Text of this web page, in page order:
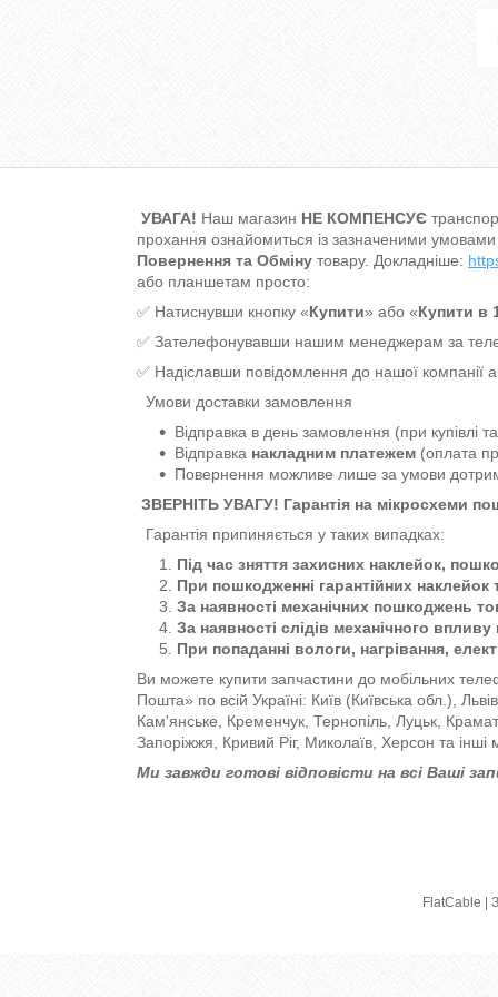
УВАГА! Наш магазин НЕ КОМПЕНСУЄ
прохання ознайомиться із зазначеними
Повернення та Обміну товару. Докладніше:
або планшетам просто:
✅ Натиснувши кнопку «Купити» або «Купити в
✅ Зателефонувавши нашим менеджерам за
✅ Надіславши повідомлення до нашої компанії
Умови доставки замовлення
Відправка в день замовлення (при купівлі
Відправка накладним платежем (оплата
Повернення можливе лише за умови
ЗВЕРНІТЬ УВАГУ! Гарантія на мікросхеми
Гарантія припиняється у таких випадках:
Під час зняття захисних наклейок,
При пошкодженні гарантійних
За наявності механічних пошкоджень
За наявності слідів механічного
При попаданні вологи, нагрівання,
Ви можете купити запчастини до мобільних
Пошта» по всій Україні: Київ (Київська обл.),
Кам'янське, Кременчук, Тернопіль, Луцьк,
Запоріжжя, Кривий Ріг, Миколаїв, Херсон та інші
Ми завжди готові відповісти на всі Ваші